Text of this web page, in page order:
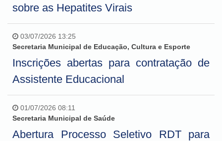
sobre as Hepatites Virais
03/07/2026 13:25
Secretaria Municipal de Educação, Cultura e Esporte
Inscrições abertas para contratação de
Assistente Educacional
01/07/2026 08:11
Secretaria Municipal de Saúde
Abertura Processo Seletivo RDT para